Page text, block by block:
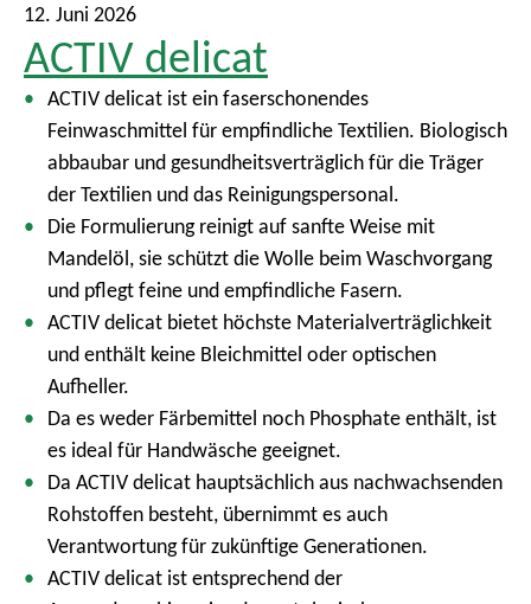
12. Juni 2026
ACTIV delicat
ACTIV delicat ist ein faserschonendes
Feinwaschmittel für empfindliche Textilien. Biologisch
abbaubar und gesundheitsverträglich für die Träger
der Textilien und das Reinigungspersonal.
Die Formulierung reinigt auf sanfte Weise mit
Mandelöl, sie schützt die Wolle beim Waschvorgang
und pflegt feine und empfindliche Fasern.
ACTIV delicat bietet höchste Materialverträglichkeit
und enthält keine Bleichmittel oder optischen
Aufheller.
Da es weder Färbemittel noch Phosphate enthält, ist
es ideal für Handwäsche geeignet.
Da ACTIV delicat hauptsächlich aus nachwachsenden
Rohstoffen besteht, übernimmt es auch
Verantwortung für zukünftige Generationen.
ACTIV delicat ist entsprechend der